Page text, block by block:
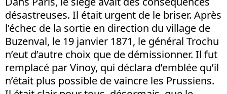
désastreuses. Il était urgent de le briser. Après
l’échec de la sortie en direction du village de
Buzenval, le 19 janvier 1871, le général Trochu
n’eut d’autre choix que de démissionner. Il fut
remplacé par Vinoy, qui déclara d’emblée qu’il
n’était plus possible de vaincre les Prussiens.